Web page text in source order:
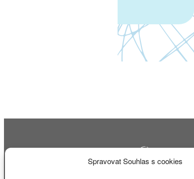
Spravovat Souhlas s cookies